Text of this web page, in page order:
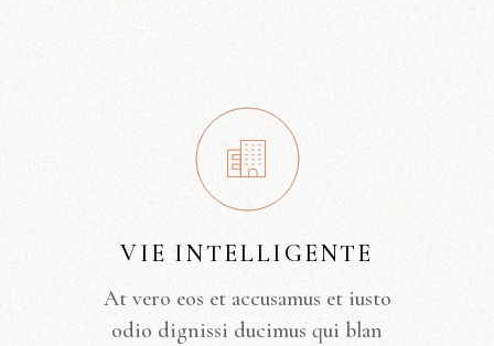
VIE INTELLIGENTE
At vero eos et accusamus et iusto
odio dignissi ducimus qui blan